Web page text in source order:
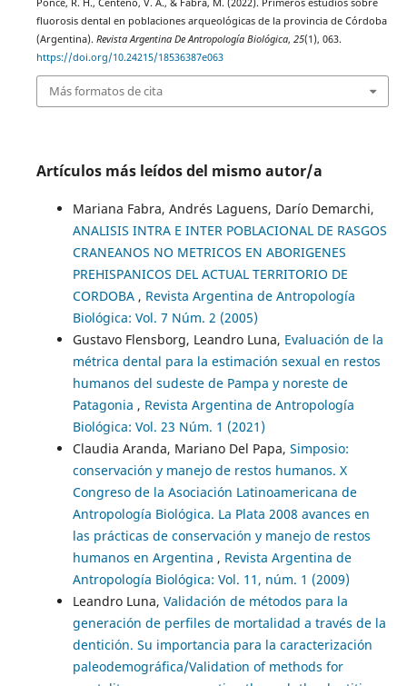
fluorosis dental en poblaciones arqueológicas de la provincia de Córdoba
(Argentina). Revista Argentina De Antropología Biológica, 25(1), 063.
https://doi.org/10.24215/18536387e063
Más formatos de cita
Artículos más leídos del mismo autor/a
Mariana Fabra, Andrés Laguens, Darío Demarchi,
ANALISIS INTRA E INTER POBLACIONAL DE RASGOS
CRANEANOS NO METRICOS EN ABORIGENES
PREHISPANICOS DEL ACTUAL TERRITORIO DE
CORDOBA , Revista Argentina de Antropología
Biológica: Vol. 7 Núm. 2 (2005)
Gustavo Flensborg, Leandro Luna, Evaluación de la
métrica dental para la estimación sexual en restos
humanos del sudeste de Pampa y noreste de
Patagonia , Revista Argentina de Antropología
Biológica: Vol. 23 Núm. 1 (2021)
Claudia Aranda, Mariano Del Papa, Simposio:
conservación y manejo de restos humanos. X
Congreso de la Asociación Latinoamericana de
Antropología Biológica. La Plata 2008 avances en
las prácticas de conservación y manejo de restos
humanos en Argentina , Revista Argentina de
Antropología Biológica: Vol. 11, núm. 1 (2009)
Leandro Luna, Validación de métodos para la
generación de perfiles de mortalidad a través de la
dentición. Su importancia para la caracterización
paleodemográfica/Validation of methods for